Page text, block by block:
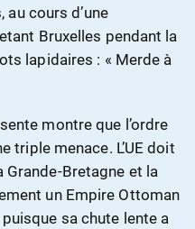
au cours d’une
Bruxelles pendant la
lapidaires : « Merde à
montre que l’ordre
triple menace. L’UE doit
Bretagne et la
un Empire Ottoman
sa chute lente a